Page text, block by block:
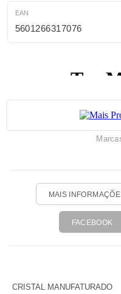
EAN
5601266317076
MAIS
FACEBOOK
CRISTAL MANUFATURADO